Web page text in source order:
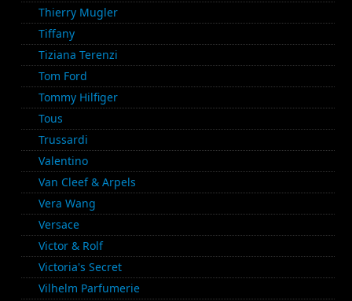
Thierry Mugler
Tiffany
Tiziana Terenzi
Tom Ford
Tommy Hilfiger
Tous
Trussardi
Valentino
Van Cleef & Arpels
Vera Wang
Versace
Victor & Rolf
Victoria's Secret
Vilhelm Parfumerie